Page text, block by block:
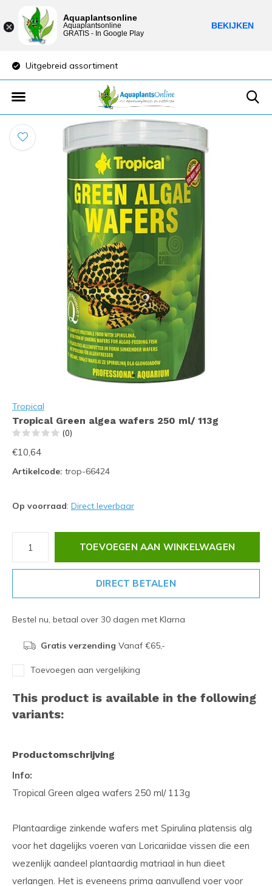
Uitgebreid assortiment
Tropical
Tropical Green algea wafers 250 ml/ 113g
(0)
€10,64
Artikelcode: trop-66424
Op voorraad: Direct leverbaar
TOEVOEGEN AAN WINKELWAGEN
DIRECT BETALEN
Bestel nu, betaal over 30 dagen met Klarna
Gratis verzending Vanaf €65,-
Toevoegen aan vergelijking
This product is available in the following
variants:
Productomschrijving
Info:
Tropical Green algea wafers 250 ml/ 113g
Plantaardige zinkende wafers met Spirulina platensis alg
voor het dagelijks voeren van Loricariidae vissen die een
wezenlijk aandeel plantaardig matriaal in hun dieet
verlangen. Het is eveneens prima aanvullend voer voor
Aquaplantsonline
Aquaplantsonline
GRATIS - In Google Play
BEKIJKEN